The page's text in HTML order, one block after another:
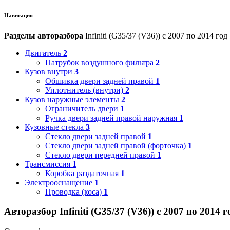
Навигация
Разделы авторазбора Infiniti (G35/37 (V36)) с 2007 по 2014 год
Двигатель 2
Патрубок воздушного фильтра 2
Кузов внутри 3
Обшивка двери задней правой 1
Уплотнитель (внутри) 2
Кузов наружные элементы 2
Ограничитель двери 1
Ручка двери задней правой наружная 1
Кузовные стекла 3
Стекло двери задней правой 1
Стекло двери задней правой (форточка) 1
Стекло двери передней правой 1
Трансмиссия 1
Коробка раздаточная 1
Электрооснащение 1
Проводка (коса) 1
Авторазбор Infiniti (G35/37 (V36)) с 2007 по 2014